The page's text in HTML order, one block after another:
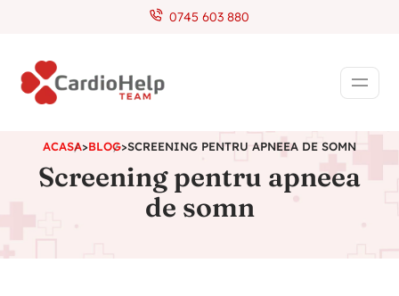
0745 603 880
ACASA>BLOG>SCREENING PENTRU APNEEA DE SOMN
Screening pentru apneea
de somn